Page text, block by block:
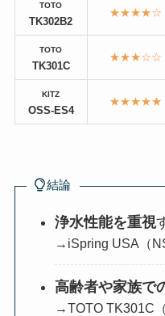
TOTO
TK302B2
★★★★☆
TOTO
TK301C
★★★☆☆
KITZ
OSS-ES4
★★★★★
結論
浄水性能を重視
→iSpring USA（
高齢者や家族で
→TOTO TK301C